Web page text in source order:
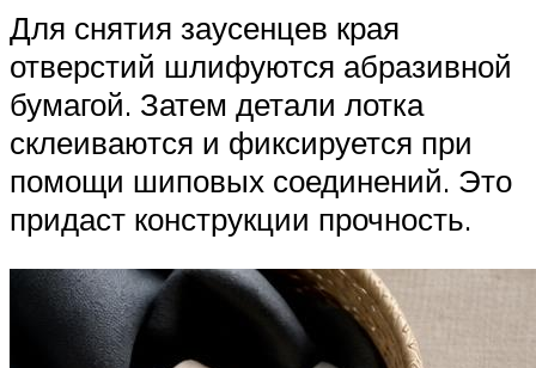
Для снятия заусенцев края
отверстий шлифуются абразивной
бумагой. Затем детали лотка
склеиваются и фиксируется при
помощи шиповых соединений. Это
придаст конструкции прочность.